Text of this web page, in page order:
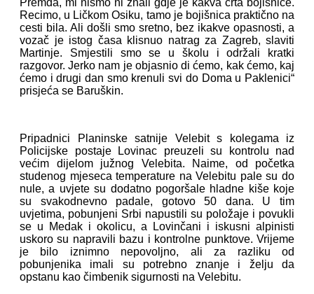
Premda, mi nismo ni znali gdje je kakva crta bojišnice.
Recimo, u Ličkom Osiku, tamo je bojišnica praktično na
cesti bila. Ali došli smo sretno, bez ikakve opasnosti, a
vozač je istog časa klisnuo natrag za Zagreb, slaviti
Martinje. Smjestili smo se u školu i održali kratki
razgovor. Jerko nam je objasnio di ćemo, kak ćemo, kaj
ćemo i drugi dan smo krenuli svi do Doma u Paklenici“
prisjeća se Baruškin.
Pripadnici Planinske satnije Velebit s kolegama iz
Policijske postaje Lovinac preuzeli su kontrolu nad
većim dijelom južnog Velebita. Naime, od početka
studenog mjeseca temperature na Velebitu pale su do
nule, a uvjete su dodatno pogoršale hladne kiše koje
su svakodnevno padale, gotovo 50 dana. U tim
uvjetima, pobunjeni Srbi napustili su položaje i povukli
se u Medak i okolicu, a Lovinčani i iskusni alpinisti
uskoro su napravili bazu i kontrolne punktove. Vrijeme
je bilo iznimno nepovoljno, ali za razliku od
pobunjenika imali su potrebno znanje i želju da
opstanu kao čimbenik sigurnosti na Velebitu.